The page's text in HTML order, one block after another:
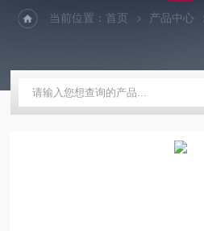
当前位置：首页 产品中心